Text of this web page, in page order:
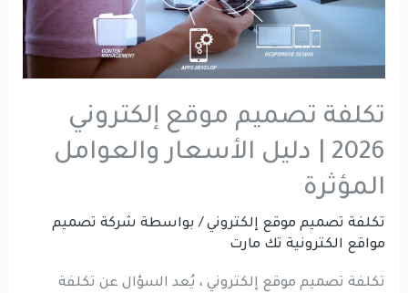
تكلفة تصميم موقع إلكتروني
2026 | دليل الأسعار والعوامل
المؤثرة
تكلفة تصميم موقع إلكتروني / بواسطة شركة تصميم
مواقع الكترونية تك مارت
تكلفة تصميم موقع إلكتروني ، يُعد السؤال عن تكلفة